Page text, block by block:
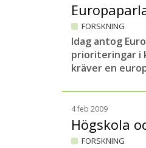
FORSKNING
Idag antog
prioriteringar i
kräver en
4 feb 2009
Högskola
FORSKNING